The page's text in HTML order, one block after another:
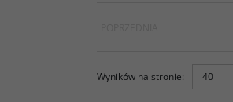
Wyników na stronie: